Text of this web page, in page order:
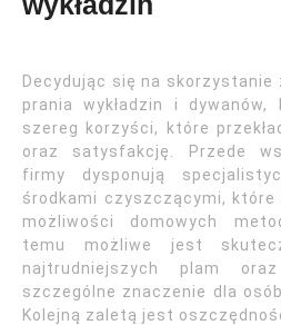
Decydując się na skorzystanie
prania wykładzin i
szereg korzyści, które
oraz satysfakcję. Przede
firmy dysponują
środkami czyszczącymi,
możliwości domowych
temu możliwe jest
najtrudniejszych plam
szczególne znaczenie dla
Kolejną zaletą jest